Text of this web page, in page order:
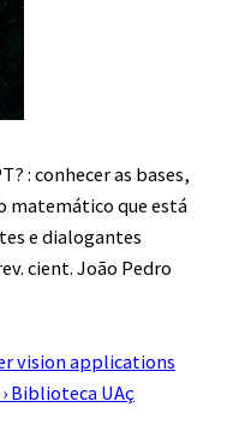
: conhecer as bases,
matemático que está
e dialogantes
cient. João Pedro
vision applications
Biblioteca UAç